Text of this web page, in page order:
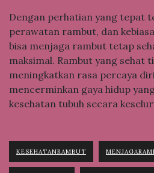
Dengan perhatian yang tepat
perawatan rambut, dan
bisa menjaga rambut tetap
maksimal. Rambut yang sehat
meningkatkan rasa percaya
mencerminkan gaya hidup
kesehatan tubuh secara
KESEHATANRAMBUT